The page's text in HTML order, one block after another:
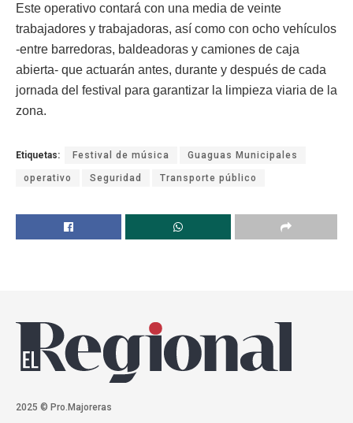
Este operativo contará con una media de veinte
trabajadores y trabajadoras, así como con ocho vehículos
-entre barredoras, baldeadoras y camiones de caja
abierta- que actuarán antes, durante y después de cada
jornada del festival para garantizar la limpieza viaria de la
zona.
Etiquetas: Festival de música Guaguas Municipales
operativo Seguridad Transporte público
2025 © Pro.Majoreras